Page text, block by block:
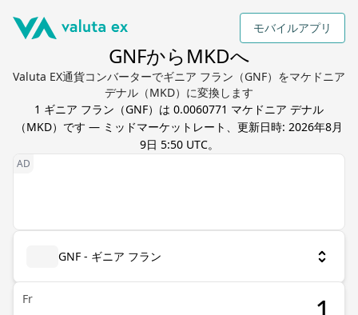
モバイルアプリ
GNFからMKDへ
Valuta EX通貨コンバーターでギニア フラン（GNF）をマケドニア
デナル（MKD）に変換します
1 ギニア フラン （GNF）は 0.0060771 マケドニア デナル
（MKD）です — ミッドマーケットレート、更新日時: 2026年8月
9日 5:50 UTC。
GNF - ギニア フラン
Fr